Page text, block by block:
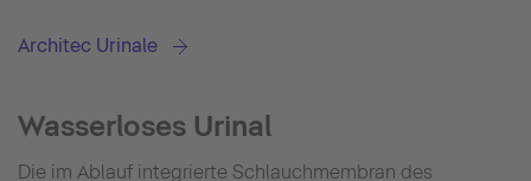
Architec Urinale
Wasserloses Urinal
Die im Ablauf integrierte Schlauchmembran des